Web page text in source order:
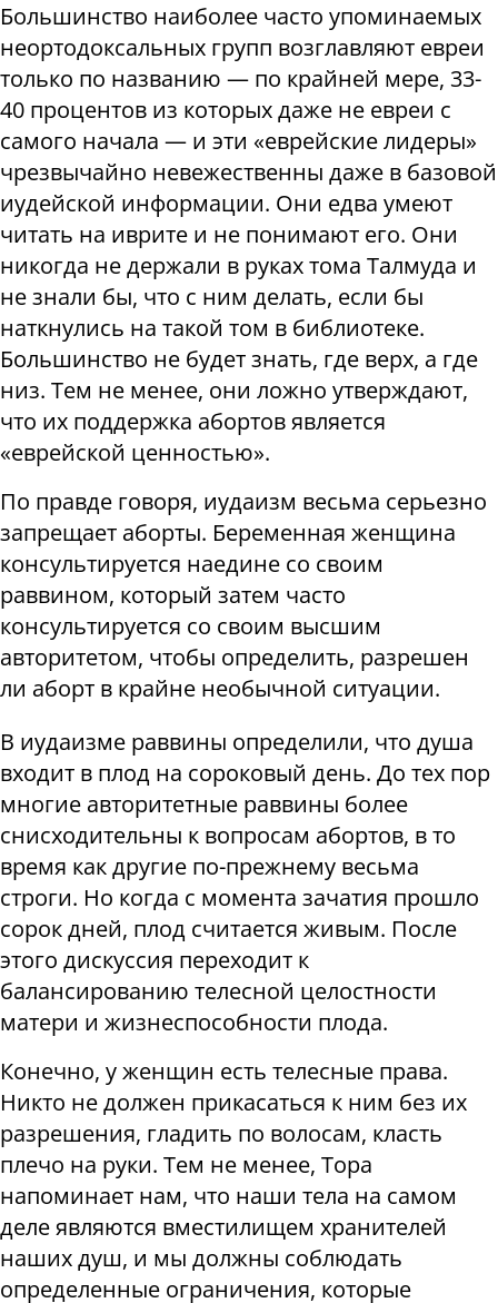
Большинство наиболее часто упоминаемых
неортодоксальных групп возглавляют евреи
только по названию — по крайней мере, 33-
40 процентов из которых даже не евреи с
самого начала — и эти «еврейские лидеры»
чрезвычайно невежественны даже в базовой
иудейской информации. Они едва умеют
читать на иврите и не понимают его. Они
никогда не держали в руках тома Талмуда и
не знали бы, что с ним делать, если бы
наткнулись на такой том в библиотеке.
Большинство не будет знать, где верх, а где
низ. Тем не менее, они ложно утверждают,
что их поддержка абортов является
«еврейской ценностью».
По правде говоря, иудаизм весьма серьезно
запрещает аборты. Беременная женщина
консультируется наедине со своим
раввином, который затем часто
консультируется со своим высшим
авторитетом, чтобы определить, разрешен
ли аборт в крайне необычной ситуации.
В иудаизме раввины определили, что душа
входит в плод на сороковый день. До тех пор
многие авторитетные раввины более
снисходительны к вопросам абортов, в то
время как другие по-прежнему весьма
строги. Но когда с момента зачатия прошло
сорок дней, плод считается живым. После
этого дискуссия переходит к
балансированию телесной целостности
матери и жизнеспособности плода.
Конечно, у женщин есть телесные права.
Никто не должен прикасаться к ним без их
разрешения, гладить по волосам, класть
плечо на руки. Тем не менее, Тора
напоминает нам, что наши тела на самом
деле являются вместилищем хранителей
наших душ, и мы должны соблюдать
определенные ограничения, которые